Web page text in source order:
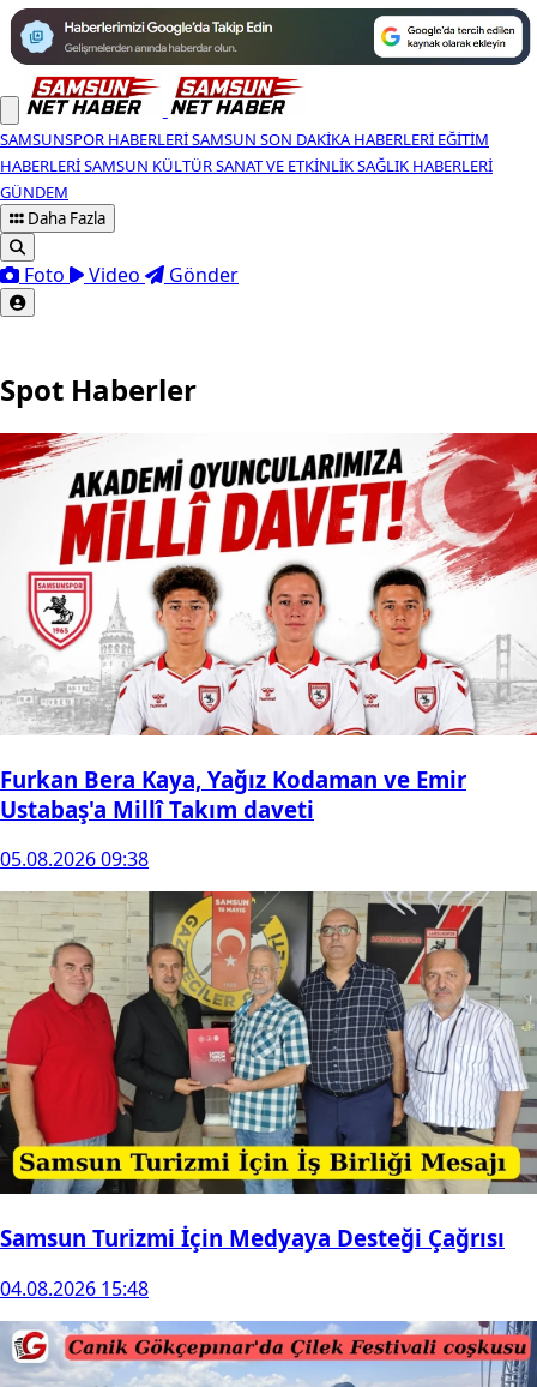
SAMSUNSPOR HABERLERISAMSUN SON DAKIKA HABERLERI EĞITIM
HABERLERISAMSUN KÜLTÜR SANAT VE ETKINLIKSAĞLIK HABERLERI
GÜNDEM
Daha Fazla
Foto Video Gönder
Spot Haberler
Furkan Bera Kaya, Yağız Kodaman ve Emir
Ustabaş'a Millî Takım daveti
05.08.2026 09:38
Samsun Turizmi İçin Medyaya Desteği Çağrısı
04.08.2026 15:48